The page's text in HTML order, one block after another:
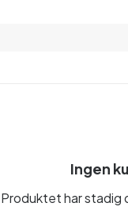
Ingen
Produktet har stadig